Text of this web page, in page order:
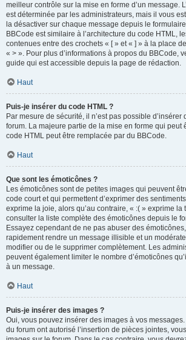
meilleur contrôle sur la mise en forme d’un message.
est déterminée par les administrateurs, mais il vous
la désactiver sur chaque message depuis le
BBCode est similaire à l’architecture du code HTML,
contenues entre des crochets « [ » et « ] » à la place
« > ». Pour plus d’informations à propos du BBCode,
guide qui est accessible depuis la page de rédaction.
Haut
Puis-je insérer du code HTML ?
Par mesure de sécurité, il n’est pas possible d’insérer
forum. La majeure partie de la mise en forme qui peut
code HTML peut être remplacée par du BBCode.
Haut
Que sont les émoticônes ?
Les émoticônes sont de petites images qui peuvent
code court et qui permettent d’exprimer des
exprime la joie, alors qu’au contraire, « :( » exprime la
consulter la liste complète des émoticônes depuis le
Essayez cependant de ne pas abuser des
rapidement rendre un message illisible et un
modifier ou de le supprimer complètement. Les
peuvent également limiter le nombre d’émoticônes
à un message.
Haut
Puis-je insérer des images ?
Oui, vous pouvez insérer des images à vos
du forum ont autorisé l’insertion de pièces jointes,